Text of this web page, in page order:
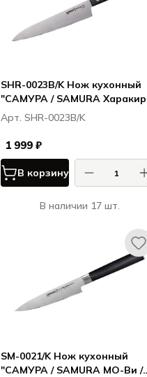
SHR-0023B/K Нож кухонный
"САМУРА / SAMURA
Harakiri" универсальный 150
мм, корроз.-стойкая сталь,
ABS пластик
Арт. SHR-0023B/K
1 999 ₽
В корзину
В наличии 17 шт.
SM-0021/K Нож кухонный
"САМУРА / SAMURA МО-Ви /